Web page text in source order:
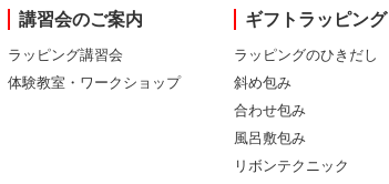
講習会のご案内
ラッピング講習会
体験教室・ワークショップ
ギフトラッピング
ラッピングのひきだし
斜め包み
合わせ包み
風呂敷包み
リボンテクニック